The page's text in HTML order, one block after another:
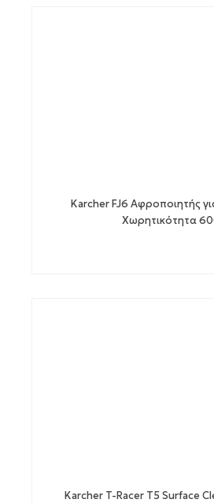
Karcher FJ6 Αφροποιητής
Χωρητικότητα
Karcher T-Racer T5 Surface